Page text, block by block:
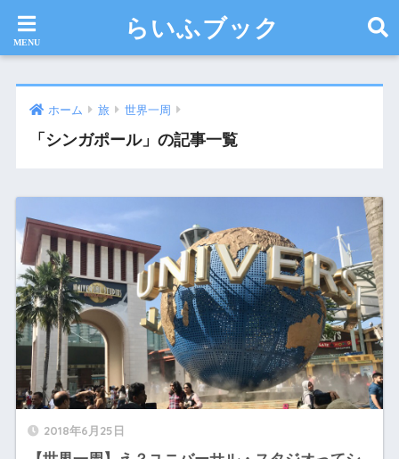
らいふブック
ホーム 旅 世界一周
「シンガポール」の記事一覧
2018年6月25日